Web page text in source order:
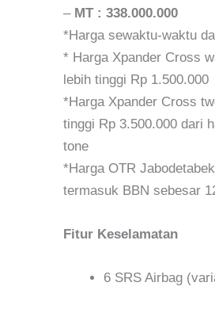
– MT : 338.000.000
*Harga sewaktu-waktu
* Harga Xpander Cross
lebih tinggi Rp 1.500.000
*Harga Xpander Cross
tinggi Rp 3.500.000 dari
tone
*Harga OTR
termasuk BBN sebesar
Fitur Keselamatan
6 SRS Airbag